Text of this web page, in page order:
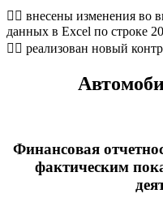
 внесены изменения во
данных в Excel по строке
 реализован новый
Финансовая
фактическим